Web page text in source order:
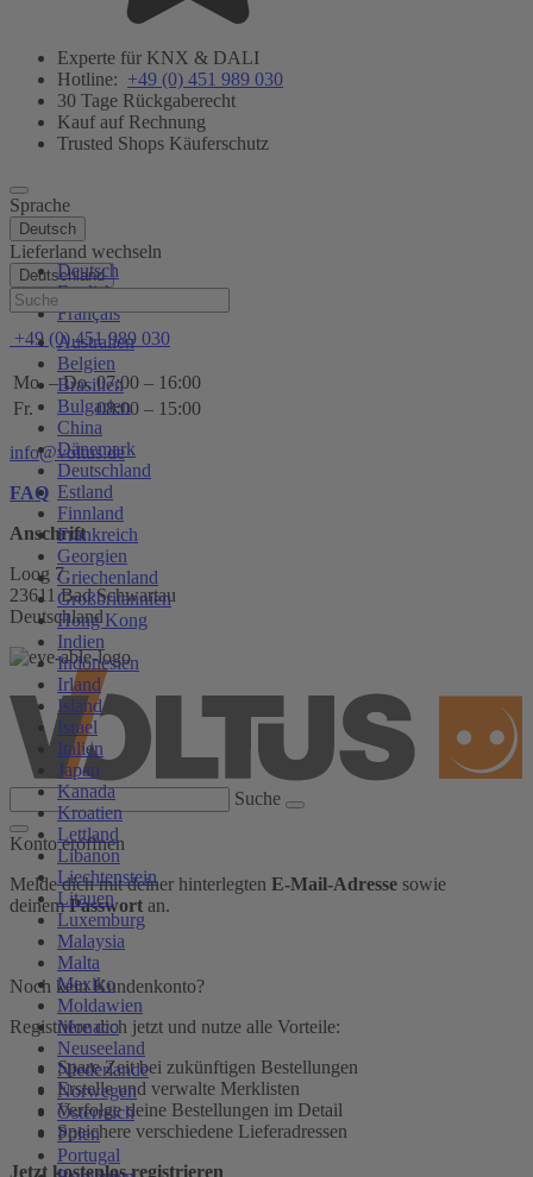
Experte für KNX & DALI
Hotline: +49 (0) 451 989 030
30 Tage Rückgaberecht
Kauf auf Rechnung
Trusted Shops Käuferschutz
Sprache
Deutsch
Deutsch
English
Français
Lieferland wechseln
Deutschland
Australien
Belgien
Brasilien
Bulgarien
China
Dänemark
Deutschland
Estland
Finnland
Frankreich
Georgien
Griechenland
Großbritannien
Hong Kong
Indien
Indonesien
Irland
Island
Israel
Italien
Japan
Kanada
Kroatien
Lettland
Libanon
Liechtenstein
Litauen
Luxemburg
Malaysia
Malta
Mexiko
Moldawien
Monaco
Neuseeland
Niederlande
Norwegen
Österreich
Polen
Portugal
Hilfe
+49 (0) 451 989 030
Mo. – Do. 07:00 – 16:00
Fr.
08:00 – 15:00
info@voltus.de
FAQ
Anschrift
Loog 7
23611 Bad Schwartau
Deutschland
Suche
Konto eröffnen
Melde dich mit deiner hinterlegten E-Mail-Adresse sowie
deinemPasswort an.
Noch kein Kundenkonto?
Registriere dich jetzt und nutze alle Vorteile:
Spare Zeit bei zukünftigen Bestellungen
Erstelle und verwalte Merklisten
Verfolge deine Bestellungen im Detail
Speichere verschiedene Lieferadressen
Jetzt kostenlos registrieren